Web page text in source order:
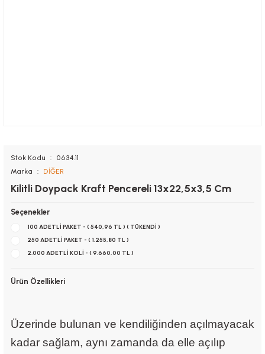
Stok Kodu
0634.11
Marka
DİĞER
Kilitli Doypack Kraft Pencereli 13x22,5x3,5 Cm
Seçenekler
100 ADETLİ PAKET - ( 540,96 TL ) ( TÜKENDİ )
250 ADETLİ PAKET - ( 1.255,80 TL )
2.000 ADETLİ KOLİ - ( 9.660,00 TL )
Ürün Özellikleri
Üzerinde bulunan ve kendiliğinden açılmayacak
kadar sağlam, aynı zamanda da elle açılıp